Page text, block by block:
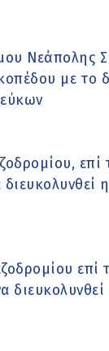
Νεάπολης
με το
επί
επί